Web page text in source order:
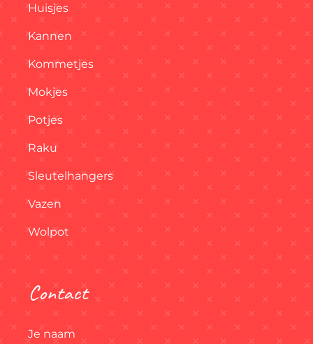
Huisjes
Kannen
Kommetjes
Mokjes
Potjes
Raku
Sleutelhangers
Vazen
Wolpot
Contact
Je naam